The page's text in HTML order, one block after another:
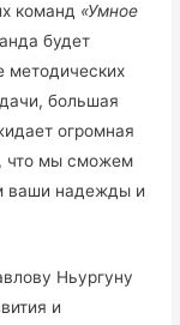
команд «Умное
будет
методических
большая
огромная
что мы сможем
ваши надежды и
Ньургуну
и